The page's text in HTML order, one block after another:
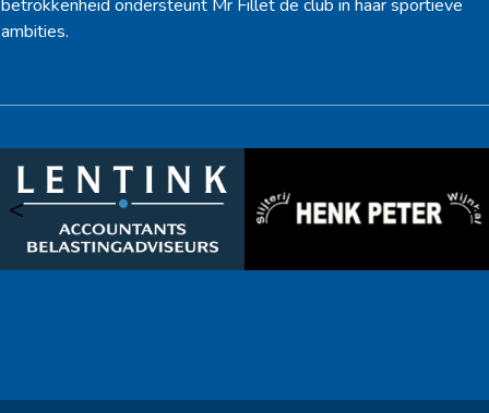
betrokkenheid ondersteunt Mr Fillet de club in haar sportieve
ambities.
< >